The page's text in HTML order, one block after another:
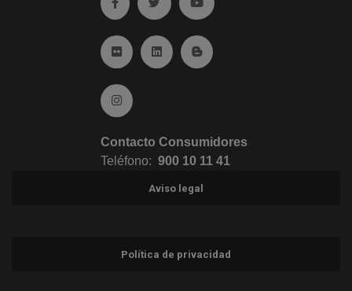
Ir a Flickr (abre en ventana nueva)
Ir a Linkedin (abre en ventana nueva)
Ir al Blog (abre en ventana
Ir a Instagram (abre en ventana nueva)
Contacto Consumidores
Teléfono: 900 10 11 41
Aviso legal
Política de privacidad